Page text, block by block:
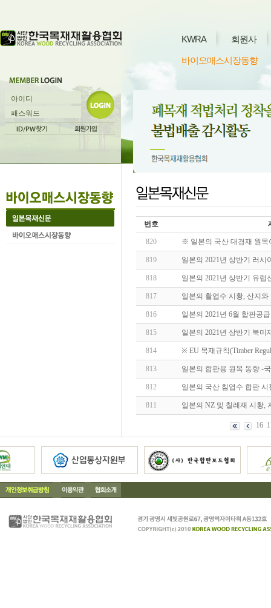
KWRA 회원사
바이오매스시장동향
번호
820 ※ 일본의 국산 대경재 원
819 일본의 2021년 상반기 러
818 일본의 2021년 상반기 유
817 일본의 활엽수 시황, 산지
816 일본의 2021년 6월 합판공
815 일본의 2021년 상반기 북
814 ※ EU 목재규칙(Timber
813 일본의 합판용 원목 동향 -
812 일본의 국산 침엽수 합판
811 일본의 NZ 및 칠레재 시황,
16